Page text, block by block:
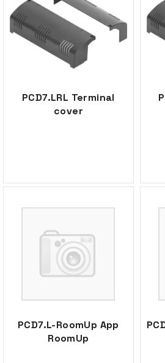
PCD7.LRL Terminal
cover
PCD7.L-RoomUp App
RoomUp